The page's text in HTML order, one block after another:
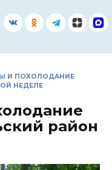
И ПОХОЛОДАНИЕ
НЕДЕЛЕ
район